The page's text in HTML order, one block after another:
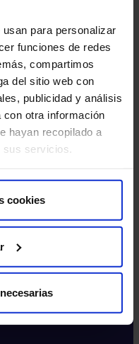
para personalizar
funciones de redes
compartimos
del sitio web con
publicidad y análisis
con otra información
hayan recopilado a
servicios.
cookies
eficacia del
las
la enfermedad
AC HM CINAC,
HM Puerta del Sur